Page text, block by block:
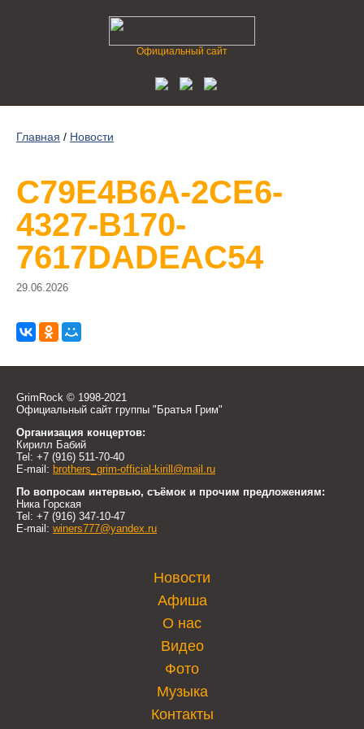
Официальный сайт
Главная / Новости
C79E4B6A-2CE6-
4327-B170-
7617DADEAC54
29.06.2026
GrimRock © 1998-2021
Официальный сайт группы "Братья Грим"
Организация концертов:
Кирилл Бабий
Tel: +7 (916) 511-70-40
E-mail: brothers_grim-official-kirill@mail.ru
По вопросам интервью, съёмок и прочим предложениям:
Ника Горская
Tel: +7 (916) 347-10-47
E-mail: winers777@yandex.ru
Новости
Афиша
О нас
Видео
Фото
Музыка
Контакты